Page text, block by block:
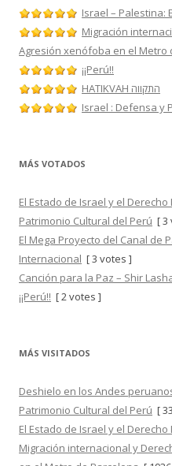
Israel – Palestina:
Migración
Agresión xenófoba en el Metro
¡¡Perú!!
HATIKVAH התקווה
Israel : Defensa y
MÁS VOTADOS
El Estado de Israel y el
Patrimonio Cultural del Perú [ 3
El Mega Proyecto del Canal de
Internacional [ 3 votes ]
Canción para la Paz – Shir
¡¡Perú!! [ 2 votes ]
MÁS VISITADOS
Deshielo en los Andes
Patrimonio Cultural del Perú [
El Estado de Israel y el
Migración internacional y